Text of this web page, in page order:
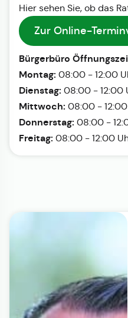
Hier sehen Sie, ob das
Zur Online-
Bürgerbüro
Montag: 08:00 - 12:00
Dienstag: 08:00 - 12:00
Mittwoch: 08:00 -
Donnerstag: 08:00 -
Freitag: 08:00 - 12:00